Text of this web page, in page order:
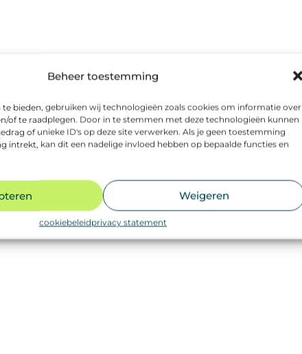
Beheer toestemming
bieden, gebruiken wij technologieën zoals cookies om informatie over
of te raadplegen. Door in te stemmen met deze technologieën kunnen
of unieke ID's op deze site verwerken. Als je geen toestemming
intrekt, kan dit een nadelige invloed hebben op bepaalde functies en
Weigeren
cookiebeleidprivacy statement